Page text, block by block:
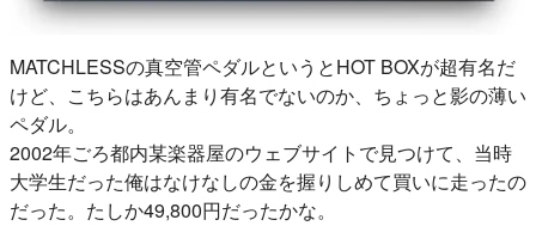
MATCHLESSの真空管ペダルというとHOT BOXが超有名だ
けど、こちらはあんまり有名でないのか、ちょっと影の薄い
ペダル。
2002年ごろ都内某楽器屋のウェブサイトで見つけて、当時
大学生だった俺はなけなしの金を握りしめて買いに走ったの
だった。たしか49,800円だったかな。